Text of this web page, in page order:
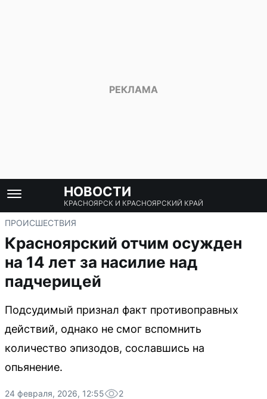
НОВОСТИ
КРАСНОЯРСК И КРАСНОЯРСКИЙ КРАЙ
ПРОИСШЕСТВИЯ
Красноярский отчим осужден
на 14 лет за насилие над
падчерицей
Подсудимый признал факт противоправных
действий, однако не смог вспомнить
количество эпизодов, сославшись на
опьянение.
24 февраля, 2026, 12:55 2